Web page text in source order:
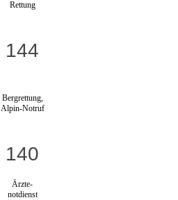
Rettung
144
Bergrettung,
Alpin-Notruf
140
Ärzte-
notdienst